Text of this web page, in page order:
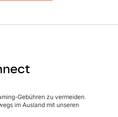
Gebühren zu vermeiden.
im Ausland mit unseren